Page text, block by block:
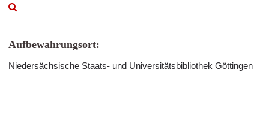
Aufbewahrungsort:
Niedersächsische Staats- und Universitätsbibliothek Göttingen